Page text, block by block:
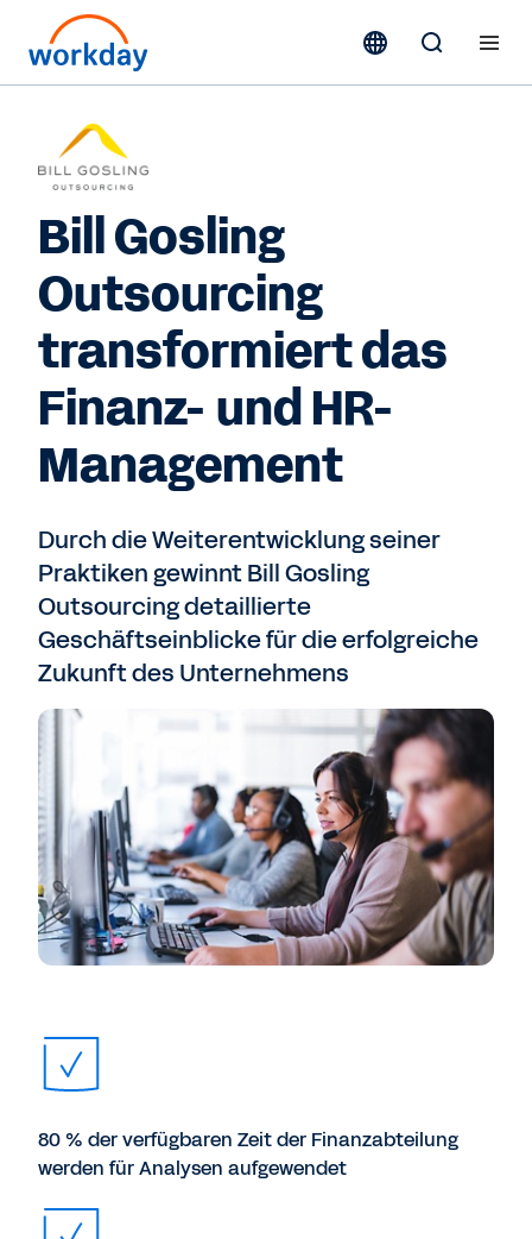
Bill Gosling
Outsourcing
transformiert das
Finanz- und HR-
Management
Durch die Weiterentwicklung seiner
Praktiken gewinnt Bill Gosling
Outsourcing detaillierte
Geschäftseinblicke für die erfolgreiche
Zukunft des Unternehmens
80 % der verfügbaren Zeit der Finanzabteilung
werden für Analysen aufgewendet